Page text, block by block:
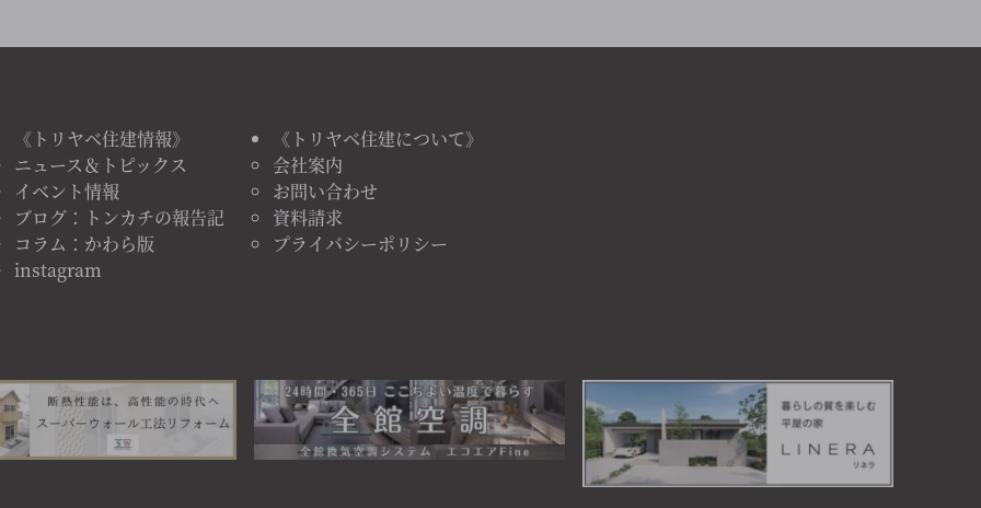
《トリヤベ住建情報》
ニュース＆トピックス
イベント情報
ブログ：トンカチの報告記
コラム：かわら版
instagram
《トリヤベ住建について》
会社案内
お問い合わせ
資料請求
プライバシーポリシー